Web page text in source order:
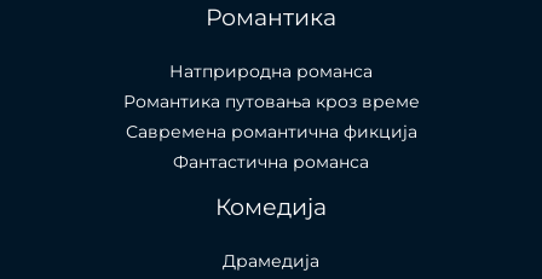
Романтика
Натприродна романса
Романтика путовања кроз време
Савремена романтична фикција
Фантастична романса
Комедија
Драмедија